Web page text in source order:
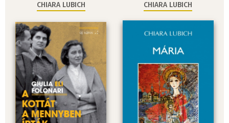
CHIARA LUBICH CHIARA LUBICH